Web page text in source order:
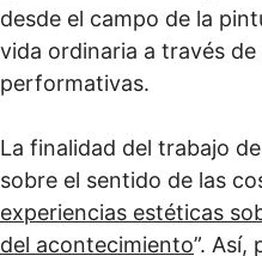
desde el campo de la
vida ordinaria a través de
performativas.
La finalidad del trabajo
sobre el sentido de las
experiencias estéticas
del acontecimiento”. Así,